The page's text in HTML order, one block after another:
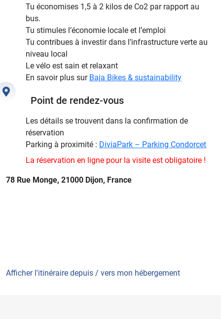
Tu économises 1,5 à 2 kilos de Co2 par rapport au
bus.
Tu stimules l’économie locale et l’emploi
Tu contribues à investir dans l’infrastructure verte au
niveau local
Le vélo est sain et relaxant
En savoir plus sur Baja Bikes & sustainability
Point de rendez-vous
Les détails se trouvent dans la confirmation de
réservation
Parking à proximité : DiviaPark – Parking Condorcet
La réservation en ligne pour la visite est obligatoire !
78 Rue Monge, 21000 Dijon, France
Afficher l'itinéraire depuis / vers mon hébergement